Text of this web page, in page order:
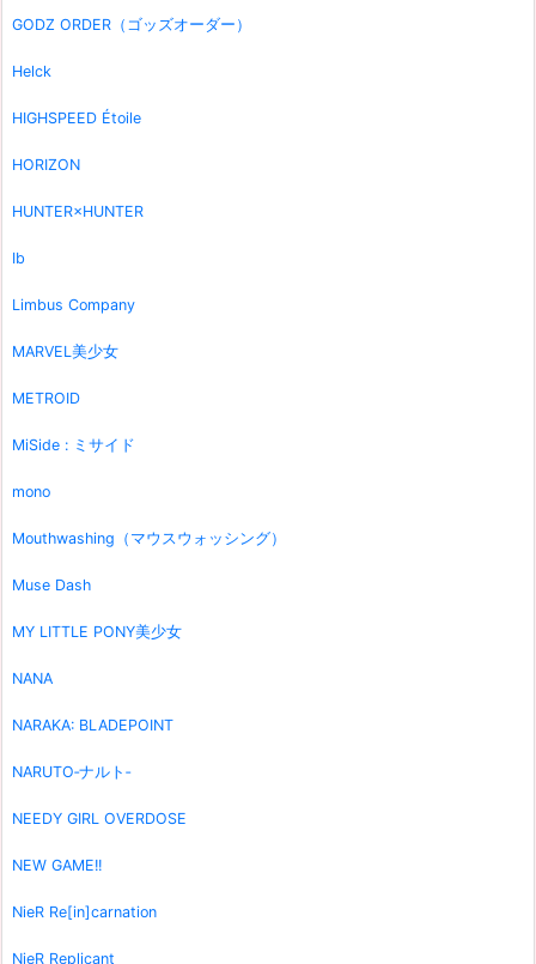
GODZ ORDER（ゴッズオーダー）
Helck
HIGHSPEED Étoile
HORIZON
HUNTER×HUNTER
Ib
Limbus Company
MARVEL美少女
METROID
MiSide : ミサイド
mono
Mouthwashing（マウスウォッシング）
Muse Dash
MY LITTLE PONY美少女
NANA
NARAKA: BLADEPOINT
NARUTO‐ナルト‐
NEEDY GIRL OVERDOSE
NEW GAME!!
NieR Re[in]carnation
NieR Replicant